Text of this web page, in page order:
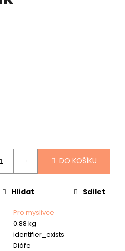
DO KOŠÍKU
Pro myslivce
0.88 kg
identifier_exists
Diáře
Hlídat Sdílet